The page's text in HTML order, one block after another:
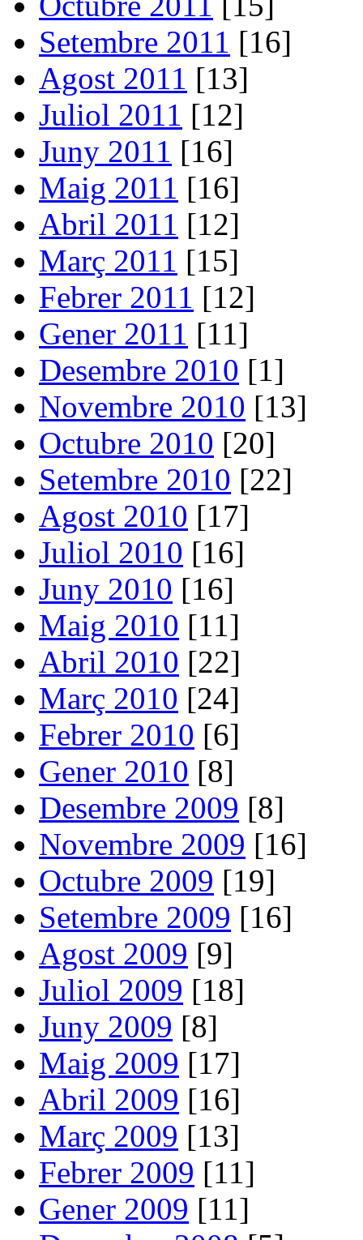
Setembre 2011 [16]
Agost 2011 [13]
Juliol 2011 [12]
Juny 2011 [16]
Maig 2011 [16]
Abril 2011 [12]
Març 2011 [15]
Febrer 2011 [12]
Gener 2011 [11]
Desembre 2010 [1]
Novembre 2010 [13]
Octubre 2010 [20]
Setembre 2010 [22]
Agost 2010 [17]
Juliol 2010 [16]
Juny 2010 [16]
Maig 2010 [11]
Abril 2010 [22]
Març 2010 [24]
Febrer 2010 [6]
Gener 2010 [8]
Desembre 2009 [8]
Novembre 2009 [16]
Octubre 2009 [19]
Setembre 2009 [16]
Agost 2009 [9]
Juliol 2009 [18]
Juny 2009 [8]
Maig 2009 [17]
Abril 2009 [16]
Març 2009 [13]
Febrer 2009 [11]
Gener 2009 [11]